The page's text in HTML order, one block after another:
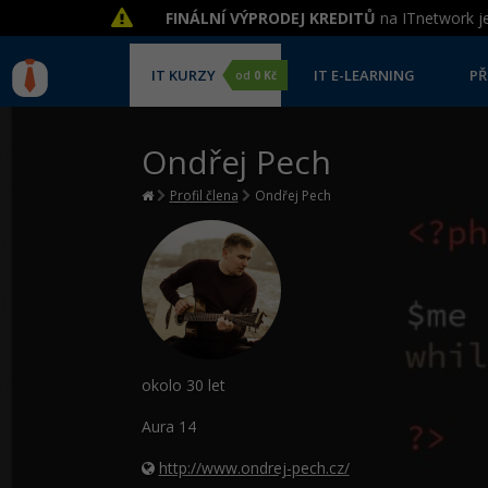
FINÁLNÍ VÝPRODEJ KREDITŮ na ITnetwork
IT KURZY od 0 Kč IT E-LEARNING
Ondřej Pech
Profil člena Ondřej Pech
okolo 30 let
Aura 14
http://www.ondrej-pech.cz/